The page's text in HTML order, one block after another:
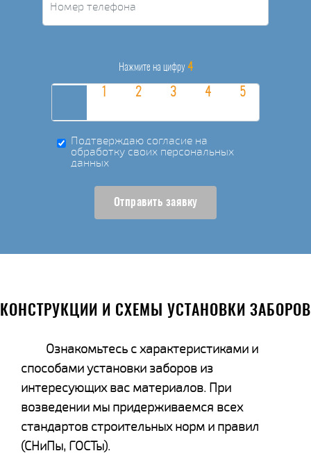
Нажмите на цифру 4
Подтверждаю согласие на
обработку своих персональных
данных
Отправить заявку
КОНСТРУКЦИИ И СХЕМЫ УСТАНОВКИ ЗАБОРОВ
Ознакомьтесь с характеристиками и
способами установки заборов из
интересующих вас материалов. При
возведении мы придерживаемся всех
стандартов строительных норм и правил
(СНиПы, ГОСТы).